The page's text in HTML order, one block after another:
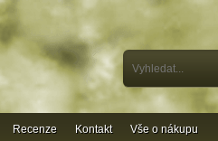
Recenze Kontakt Vše o nákupu